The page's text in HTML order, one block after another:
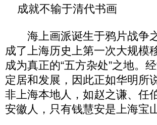
成就不输于清代书画
海上画派诞生于鸦片战争
成了上海历史上第一次大规模
成为真正的“五方杂处”之地。
定居和发展，因此正如华明所
非上海本地人，如赵之谦、任
安徽人，只有钱慧安是上海宝